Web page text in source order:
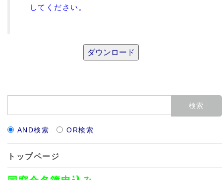
してください。
AND検索 OR検索
トップページ